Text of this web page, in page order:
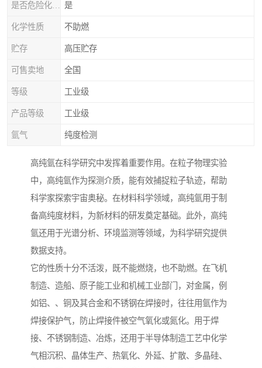
是
化学性质 不助燃
贮存 高压贮存
可售卖地 全国
等级 工业级
产品等级 工业级
氩气 纯度检测
高纯氩在科学研究中发挥着重要作用。在粒子物理实验
中，高纯氩作为探测介质，能有效捕捉粒子轨迹，帮助
科学家探索宇宙奥秘。在材料科学领域，高纯氩用于制
备高纯度材料，为新材料的研发奠定基础。此外，高纯
氩还用于光谱分析、环境监测等领域，为科学研究提供
数据支持。
它的性质十分不活泼，既不能燃烧，也不助燃。在飞机
制造、造船、原子能工业和机械工业部门，对金属，例
如铝、、铜及其合金和不锈钢在焊接时，往往用氩作为
焊接保护气，防止焊接件被空气氧化或氮化。用于焊
接、不锈钢制造、冶炼，还用于半导体制造工艺中化学
气相沉积、晶体生产、热氧化、外延、扩散、多晶硅、